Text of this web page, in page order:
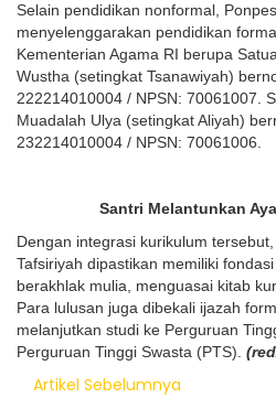
Selain pendidikan nonformal,
menyelenggarakan pendidikan
Kementerian Agama RI berupa
Wustha (setingkat Tsanawiyah)
222214010004 / NPSN: 70061007.
Muadalah Ulya (setingkat Aliyah)
232214010004 / NPSN: 70061006.
Santri Melantunkan
Dengan integrasi kurikulum
Tafsiriyah dipastikan memiliki
berakhlak mulia, menguasai kitab
Para lulusan juga dibekali ijazah
melanjutkan studi ke Perguruan
Perguruan Tinggi Swasta (PTS).
Artikel Sebelumnya